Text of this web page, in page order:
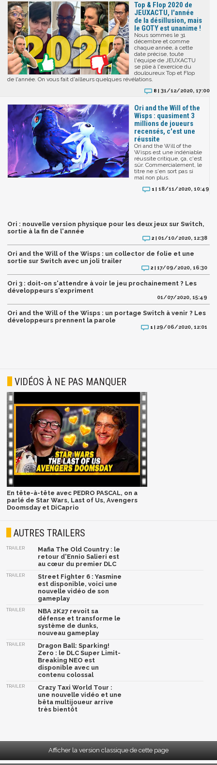
Top & Flop 2020 de
JEUXACTU, l'année
de la désillusion, mais
le GOTY est unanime !
Nous sommes le 31
décembre et comme
chaque année, à cette
date précise, toute
l'équipe de JEUXACTU
se plie à l'exercice du
douloureux Top et Flop
de l'année. On vous fait d'ailleurs quelques révélations.
8 | 31/12/2020, 17:00
Ori and the Will of the
Wisps : quasiment 3
millions de joueurs
recensés, c'est une
réussite
Ori and the Will of the
Wisps est une indéniable
réussite critique, ça, c'est
sûr. Commercialement, le
titre ne s'en sort pas si
mal non plus.
1 | 18/11/2020, 10:49
Ori : nouvelle version physique pour les deux jeux sur Switch,
sortie à la fin de l'année
2 | 01/10/2020, 12:38
Ori and the Will of the Wisps : un collector de folie et une
sortie sur Switch avec un joli trailer
2 | 17/09/2020, 16:30
Ori 3 : doit-on s'attendre à voir le jeu prochainement ? Les
développeurs s'expriment
01/07/2020, 15:49
Ori and the Will of the Wisps : un portage Switch à venir ? Les
développeurs prennent la parole
1 | 29/06/2020, 12:01
VIDÉOS À NE PAS MANQUER
En tête-à-tête avec PEDRO PASCAL, on a
parlé de Star Wars, Last of Us, Avengers
Doomsday et DiCaprio
AUTRES TRAILERS
TRAILER
Mafia The Old Country : le
retour d'Ennio Salieri est
au cœur du premier DLC
TRAILER
Street Fighter 6 : Yasmine
est disponible, voici une
nouvelle vidéo de son
gameplay
TRAILER
NBA 2K27 revoit sa
défense et transforme le
système de dunks,
nouveau gameplay
TRAILER
Dragon Ball: Sparking!
Zero : le DLC Super Limit-
Breaking NEO est
disponible avec un
contenu colossal
TRAILER
Crazy Taxi World Tour :
une nouvelle vidéo et une
bêta multijoueur arrive
très bientôt
Afficher la version classique de cette page